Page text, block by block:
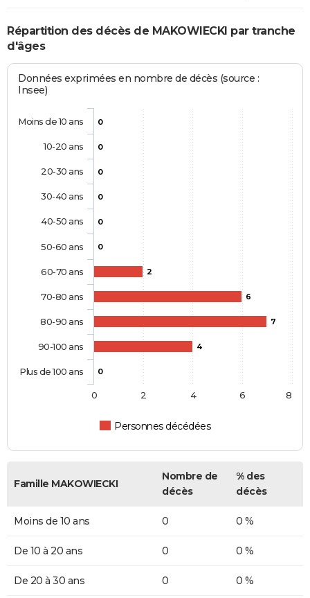
Répartition des décès de MAKOWIECKI par tranche
d'âges
Données exprimées en nombre de décès (source :
Insee)
0
0
0
0
0
0
2
6
7
4
0
Personnes décédées
Moins de 10 ans
10-20 ans
20-30 ans
30-40 ans
40-50 ans
50-60 ans
60-70 ans
70-80 ans
80-90 ans
90-100 ans
Plus de 100 ans
0 2 4 6 8
Famille MAKOWIECKI
Nombre de
décès
% des
décès
Moins de 10 ans 0 0 %
De 10 à 20 ans 0 0 %
De 20 à 30 ans 0 0 %